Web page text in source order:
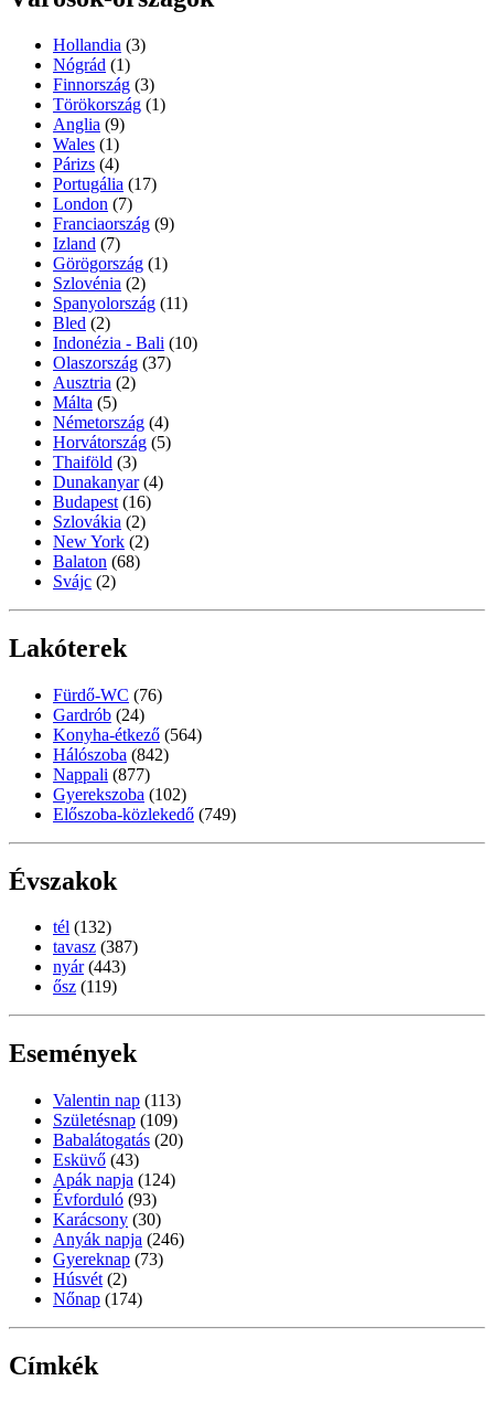
Hollandia (3)
Nógrád (1)
Finnország (3)
Törökország (1)
Anglia (9)
Wales (1)
Párizs (4)
Portugália (17)
London (7)
Franciaország (9)
Izland (7)
Görögország (1)
Szlovénia (2)
Spanyolország (11)
Bled (2)
Indonézia - Bali (10)
Olaszország (37)
Ausztria (2)
Málta (5)
Németország (4)
Horvátország (5)
Thaiföld (3)
Dunakanyar (4)
Budapest (16)
Szlovákia (2)
New York (2)
Balaton (68)
Svájc (2)
Lakóterek
Fürdő-WC (76)
Gardrób (24)
Konyha-étkező (564)
Hálószoba (842)
Nappali (877)
Gyerekszoba (102)
Előszoba-közlekedő (749)
Évszakok
tél (132)
tavasz (387)
nyár (443)
ősz (119)
Események
Valentin nap (113)
Születésnap (109)
Babalátogatás (20)
Esküvő (43)
Apák napja (124)
Évforduló (93)
Karácsony (30)
Anyák napja (246)
Gyereknap (73)
Húsvét (2)
Nőnap (174)
Címkék